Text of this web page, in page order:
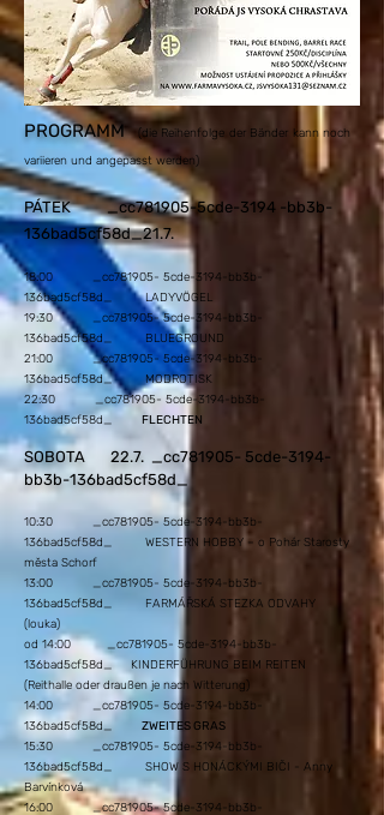
PROGRAMM
(die Reihenfolge der Bänder kann noch
variieren und angepasst werden)
PÁTEK _cc781905-5cde-3194 -bb3b-
136bad5cf58d_21.7.
18:00 _cc781905- 5cde-3194-bb3b-
136bad5cf58d_ LADYVÖGEL
19:30 _cc781905- 5cde-3194-bb3b-
136bad5cf58d_ BLUEGROUND
21:00 _cc781905- 5cde-3194-bb3b-
136bad5cf58d_ MODROTISK
22:30 _cc781905- 5cde-3194-bb3b-
136bad5cf58d_ FLECHTEN
SOBOTA 22.7. _cc781905- 5cde-3194-
bb3b-136bad5cf58d_
10:30 _cc781905- 5cde-3194-bb3b-
136bad5cf58d_ WESTERN HOBBY – o Pohár Starosty
města Schorf
13:00 _cc781905- 5cde-3194-bb3b-
136bad5cf58d_ FARMÁŘSKÁ STEZKA ODVAHY
(louka)
od 14:00 _cc781905- 5cde-3194-bb3b-
136bad5cf58d_ KINDERFÜHRUNG BEIM REITEN
(Reithalle oder draußen je nach Witterung)
14:00 _cc781905- 5cde-3194-bb3b-
136bad5cf58d_ ZWEITES GRAS
15:30 _cc781905- 5cde-3194-bb3b-
136bad5cf58d_ SHOW S HONÁCKÝMI BIČI - Anny
Barvínková
16:00 _cc781905- 5cde-3194-bb3b-